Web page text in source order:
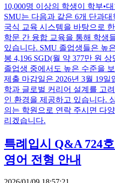
10,000명 이상의 학생이 학부•
SMU는 다음과 같은 6개 단과대
국식 교육 시스템을 바탕으로
학문 간 융합 교육을 통해 학생
있습니다. SMU 졸업생들은 높
봉 4,196 SGD(월 약 377만 원
졸업생 중에서도 높은 수준을
제출 마감일은 2026년 3월 19
학과 글로벌 커리어 설계를 고
인 환경을 제공하고 있습니다.
의는 학원으로 연락 주시면 다
리겠습니다.
특례입시 Q&A 724
영어 전형 안내